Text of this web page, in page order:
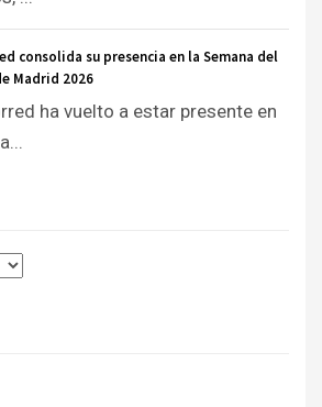
consolida su presencia en la Semana del
Madrid 2026
ha vuelto a estar presente en